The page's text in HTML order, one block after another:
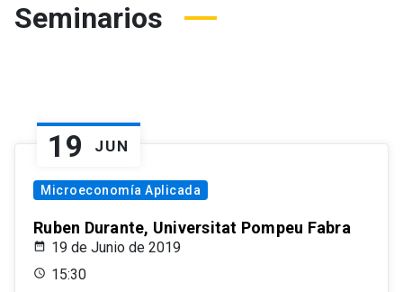
Seminarios
19 JUN
Microeconomía Aplicada
Ruben Durante, Universitat Pompeu Fabra
19 de Junio de 2019
15:30